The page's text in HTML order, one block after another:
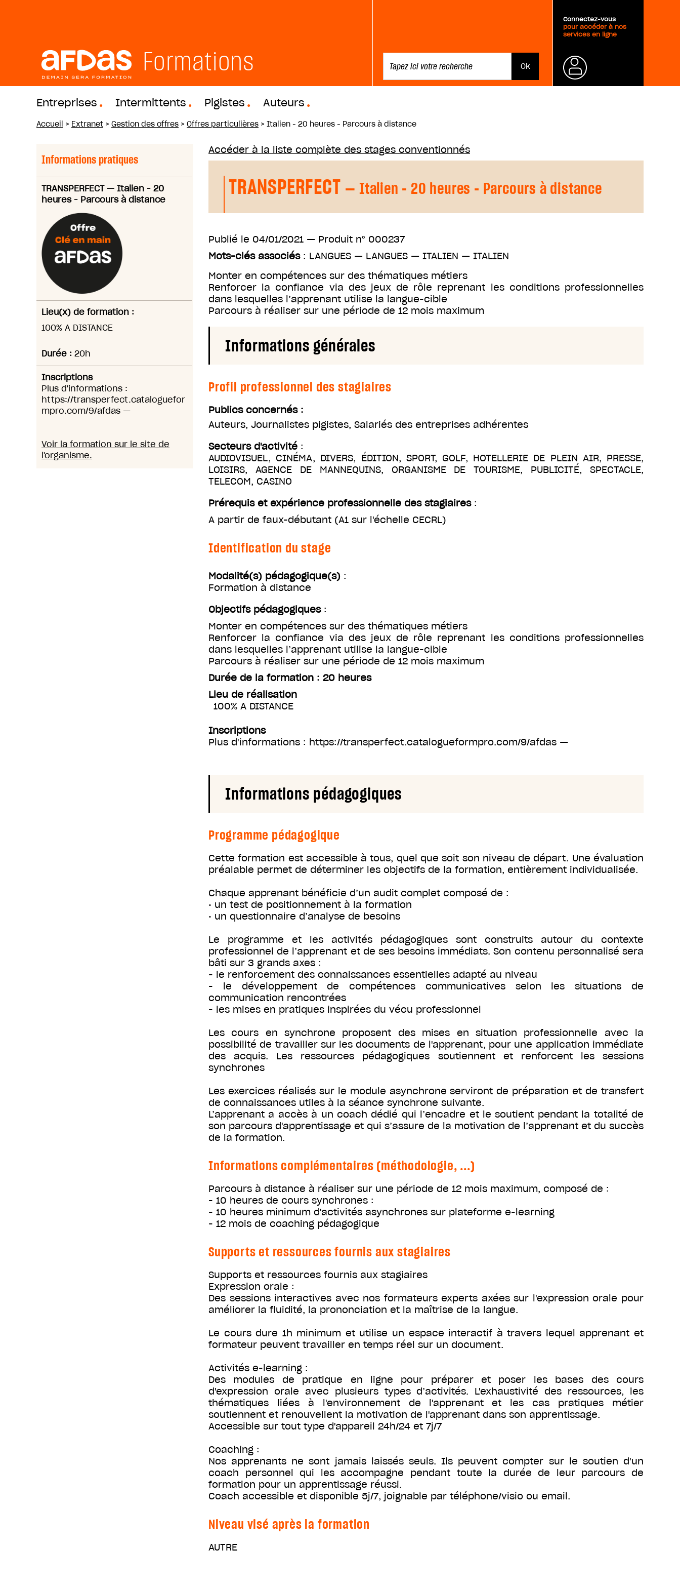
Formations
Connectez-vous
pour accéder à nos
services en ligne
Entreprises Intermittents Pigistes Auteurs
Accueil > Extranet > Gestion des offres > Offres particulières > Italien - 20 heures - Parcours à distance
Informations pratiques
TRANSPERFECT— Italien - 20
heures - Parcours à distance
Lieu(x) de formation :
100% A DISTANCE
Durée : 20h
Inscriptions
Plus d'informations :
https://transperfect.cataloguefor
mpro.com/9/afdas —
Voir la formation sur le site de
l'organisme.
Accéder à la liste complète des stages conventionnés
TRANSPERFECT — Italien - 20 heures - Parcours à distance
Publié le 04/01/2021 — Produit n° 000237
Mots-clés associés: LANGUES — LANGUES — ITALIEN — ITALIEN
Monter en compétences sur des thématiques métiers
Renforcer la confiance via des jeux de rôle reprenant les conditions professionnelles
dans lesquelles l’apprenant utilise la langue-cible
Parcours à réaliser sur une période de 12 mois maximum
Informations générales
Profil professionnel des stagiaires
Publics concernés :
Auteurs, Journalistes pigistes, Salariés des entreprises adhérentes
Secteurs d'activité :
AUDIOVISUEL, CINÉMA, DIVERS, ÉDITION, SPORT, GOLF, HOTELLERIE DE PLEIN AIR, PRESSE,
LOISIRS, AGENCE DE MANNEQUINS, ORGANISME DE TOURISME, PUBLICITÉ, SPECTACLE,
TELECOM, CASINO
Prérequis et expérience professionnelle des stagiaires:
A partir de faux-débutant (A1 sur l'échelle CECRL)
Identification du stage
Modalité(s) pédagogique(s) :
Formation à distance
Objectifs pédagogiques:
Monter en compétences sur des thématiques métiers
Renforcer la confiance via des jeux de rôle reprenant les conditions professionnelles
dans lesquelles l’apprenant utilise la langue-cible
Parcours à réaliser sur une période de 12 mois maximum
Durée de la formation : 20 heures
Lieu de réalisation
100% A DISTANCE
Inscriptions
Plus d'informations : https://transperfect.catalogueformpro.com/9/afdas —
Informations pédagogiques
Programme pédagogique
Cette formation est accessible à tous, quel que soit son niveau de départ. Une évaluation
préalable permet de déterminer les objectifs de la formation, entièrement individualisée.
Chaque apprenant bénéficie d’un audit complet composé de :
• un test de positionnement à la formation
• un questionnaire d’analyse de besoins
Le programme et les activités pédagogiques sont construits autour du contexte
professionnel de l’apprenant et de ses besoins immédiats. Son contenu personnalisé sera
bâti sur 3 grands axes :
- le renforcement des connaissances essentielles adapté au niveau
- le développement de compétences communicatives selon les situations de
communication rencontrées
- les mises en pratiques inspirées du vécu professionnel
Les cours en synchrone proposent des mises en situation professionnelle avec la
possibilité de travailler sur les documents de l'apprenant, pour une application immédiate
des acquis. Les ressources pédagogiques soutiennent et renforcent les sessions
synchrones
Les exercices réalisés sur le module asynchrone serviront de préparation et de transfert
de connaissances utiles à la séance synchrone suivante.
L’apprenant a accès à un coach dédié qui l’encadre et le soutient pendant la totalité de
son parcours d'apprentissage et qui s’assure de la motivation de l’apprenant et du succès
de la formation.
Informations complémentaires (méthodologie, ...)
Parcours à distance à réaliser sur une période de 12 mois maximum, composé de :
- 10 heures de cours synchrones :
- 10 heures minimum d'activités asynchrones sur plateforme e-learning
- 12 mois de coaching pédagogique
Supports et ressources fournis aux stagiaires
Supports et ressources fournis aux stagiaires
Expression orale :
Des sessions interactives avec nos formateurs experts axées sur l'expression orale pour
améliorer la fluidité, la prononciation et la maîtrise de la langue.
Le cours dure 1h minimum et utilise un espace interactif à travers lequel apprenant et
formateur peuvent travailler en temps réel sur un document.
Activités e-learning :
Des modules de pratique en ligne pour préparer et poser les bases des cours
d'expression orale avec plusieurs types d’activités. L'exhaustivité des ressources, les
thématiques liées à l'environnement de l'apprenant et les cas pratiques métier
soutiennent et renouvellent la motivation de l'apprenant dans son apprentissage.
Accessible sur tout type d'appareil 24h/24 et 7j/7
Coaching :
Nos apprenants ne sont jamais laissés seuls. Ils peuvent compter sur le soutien d'un
coach personnel qui les accompagne pendant toute la durée de leur parcours de
formation pour un apprentissage réussi.
Coach accessible et disponible 5j/7, joignable par téléphone/visio ou email.
Niveau visé après la formation
AUTRE